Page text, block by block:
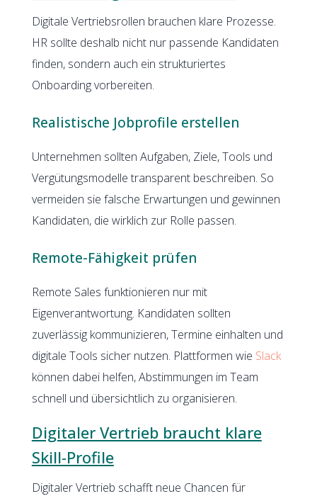
Digitale Vertriebsrollen brauchen klare Prozesse.
HR sollte deshalb nicht nur passende Kandidaten
finden, sondern auch ein strukturiertes
Onboarding vorbereiten.
Realistische Jobprofile erstellen
Unternehmen sollten Aufgaben, Ziele, Tools und
Vergütungsmodelle transparent beschreiben. So
vermeiden sie falsche Erwartungen und gewinnen
Kandidaten, die wirklich zur Rolle passen.
Remote-Fähigkeit prüfen
Remote Sales funktionieren nur mit
Eigenverantwortung. Kandidaten sollten
zuverlässig kommunizieren, Termine einhalten und
digitale Tools sicher nutzen. Plattformen wie Slack
können dabei helfen, Abstimmungen im Team
schnell und übersichtlich zu organisieren.
Digitaler Vertrieb braucht klare
Skill-Profile
Digitaler Vertrieb schafft neue Chancen für